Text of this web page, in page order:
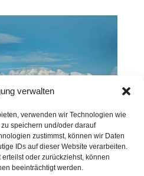
verwalten
verwenden wir Technologien wie
speichern und/oder darauf
zustimmst, können wir Daten
IDs auf dieser Website verarbeiten.
oder zurückziehst, können
beeinträchtigt werden.